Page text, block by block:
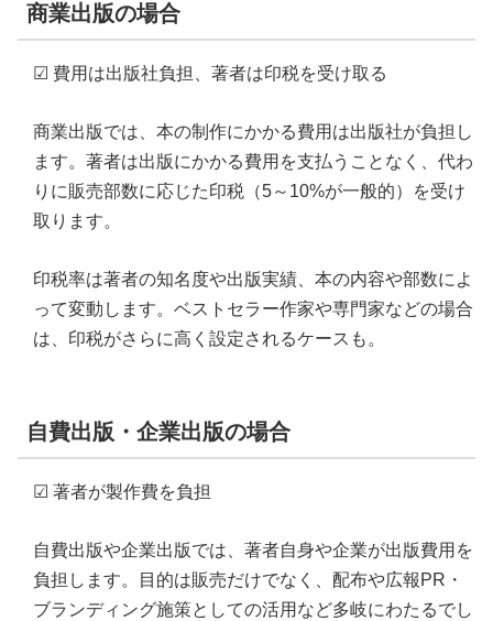
商業出版の場合
☑ 費用は出版社負担、著者は印税を受け取る
商業出版では、本の制作にかかる費用は出版社が負担し
ます。著者は出版にかかる費用を支払うことなく、代わ
りに販売部数に応じた印税（5～10%が一般的）を受け
取ります。
印税率は著者の知名度や出版実績、本の内容や部数によ
って変動します。ベストセラー作家や専門家などの場合
は、印税がさらに高く設定されるケースも。
自費出版・企業出版の場合
☑ 著者が製作費を負担
自費出版や企業出版では、著者自身や企業が出版費用を
負担します。目的は販売だけでなく、配布や広報PR・
ブランディング施策としての活用など多岐にわたるでし